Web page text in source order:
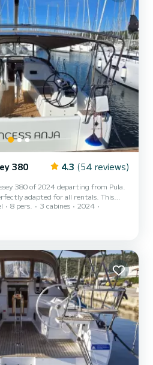
380 4.3 (54 reviews)
380 of 2024 departing from Pula.
adapted for all rentals. This
for a week cruise or more. The
with 40 horsepower. The 3 cabins
Dit Sun Odyssey
piloot, Bui...
8 pers. 3 cabines
2024